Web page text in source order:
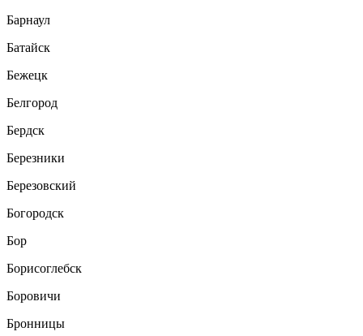
Барнаул
Батайск
Бежецк
Белгород
Бердск
Березники
Березовский
Богородск
Бор
Борисоглебск
Боровичи
Бронницы